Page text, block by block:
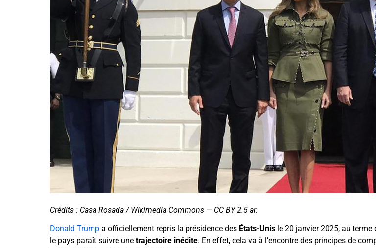
Crédits : Casa Rosada / Wikimedia Commons — CC BY 2.5 ar.
Donald Trump a officiellement repris la présidence des États-Unis le 20 janvier 2025, au terme
le pays paraît suivre une trajectoire inédite. En effet, cela va à l’encontre des principes de